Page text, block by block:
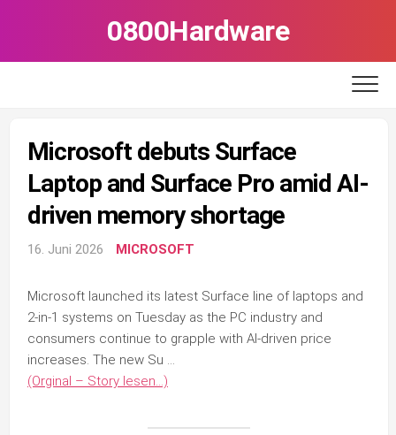
0800Hardware
Microsoft debuts Surface
Laptop and Surface Pro amid AI-
driven memory shortage
16. Juni 2026 MICROSOFT
Microsoft launched its latest Surface line of laptops and
2-in-1 systems on Tuesday as the PC industry and
consumers continue to grapple with AI-driven price
increases. The new Su …
(Orginal – Story lesen…)